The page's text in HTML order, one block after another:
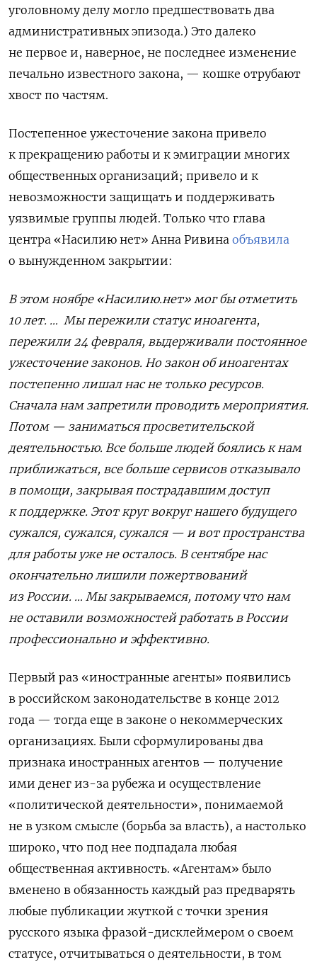
уголовному делу могло предшествовать два
административных эпизода.) Это далеко
не первое и, наверное, не последнее изменение
печально известного закона, — кошке отрубают
хвост по частям.
Постепенное ужесточение закона привело
к прекращению работы и к эмиграции многих
общественных организаций; привело и к
невозможности защищать и поддерживать
уязвимые группы людей. Только что глава
центра «Насилию нет» Анна Ривина объявила
о вынужденном закрытии:
В этом ноябре «Насилию.нет» мог бы отметить
10 лет. … Мы пережили статус иноагента,
пережили 24 февраля, выдерживали постоянное
ужесточение законов. Но закон об иноагентах
постепенно лишал нас не только ресурсов.
Сначала нам запретили проводить мероприятия.
Потом — заниматься просветительской
деятельностью. Все больше людей боялись к нам
приближаться, все больше сервисов отказывало
в помощи, закрывая пострадавшим доступ
к поддержке. Этот круг вокруг нашего будущего
сужался, сужался, сужался — и вот пространства
для работы уже не осталось. В сентябре нас
окончательно лишили пожертвований
из России. … Мы закрываемся, потому что нам
не оставили возможностей работать в России
профессионально и эффективно.
Первый раз «иностранные агенты» появились
в российском законодательстве в конце 2012
года — тогда еще в законе о некоммерческих
организациях. Были сформулированы два
признака иностранных агентов — получение
ими денег из-за рубежа и осуществление
«политической деятельности», понимаемой
не в узком смысле (борьба за власть), а настолько
широко, что под нее подпадала любая
общественная активность. «Агентам» было
вменено в обязанность каждый раз предварять
любые публикации жуткой с точки зрения
русского языка фразой-дисклеймером о своем
статусе, отчитываться о деятельности, в том